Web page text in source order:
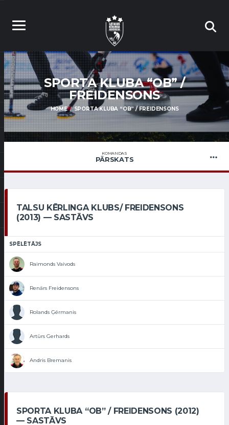
SPORTA KLUBA “OB” /
FREIDENSONS
HOME SPORTA KLUBA “OB” / FREIDENSONS
KOMANDAS
PĀRSKATS
TALSU KĒRLINGA KLUBS/ FREIDENSONS
(2013) — SASTĀVS
SPĒLĒTĀJS
Raimonds Vaivods
Renārs Freidensons
Rolands Ģērmanis
Artūrs Gerhards
Andris Bremanis
SPORTA KLUBA “OB” / FREIDENSONS (2012)
— SASTĀVS